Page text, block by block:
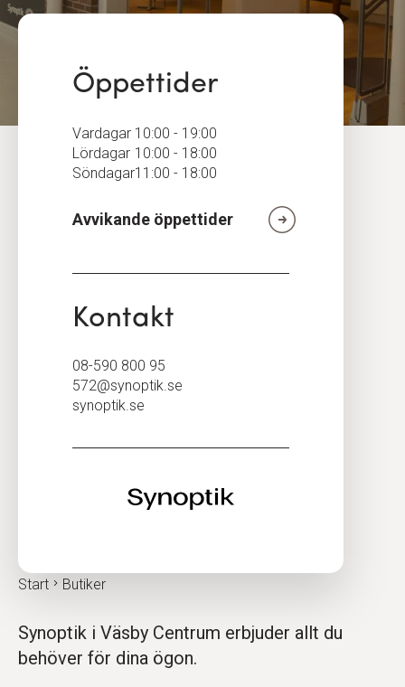
Start Butiker
Synoptik i Väsby Centrum erbjuder allt du
behöver för dina ögon.
Öppettider
Vardagar 10:00 - 19:00
Lördagar 10:00 - 18:00
Söndagar11:00 - 18:00
Avvikande öppettider
Kontakt
08-590 800 95
572@synoptik.se
synoptik.se